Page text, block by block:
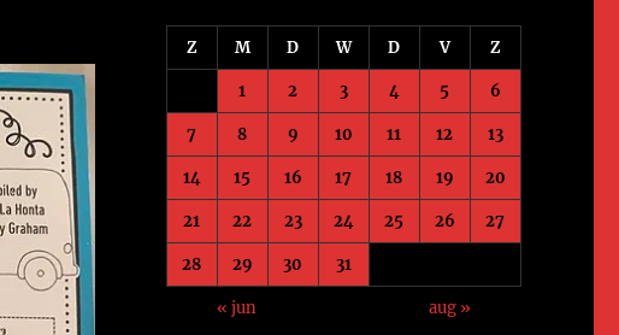
Z M D W D V Z
1 2 3 4 5 6
7 8 9 10 11 12 13
14 15 16 17 18 19 20
21 22 23 24 25 26 27
28 29 30 31
« jun aug »